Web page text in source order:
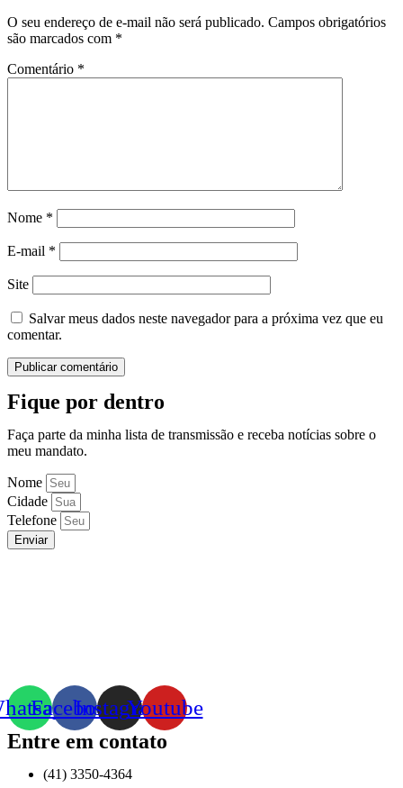
O seu endereço de e-mail não será publicado. Campos obrigatórios
são marcados com *
Comentário *
Nome *
E-mail *
Site
Salvar meus dados neste navegador para a próxima vez que eu
comentar.
Fique por dentro
Faça parte da minha lista de transmissão e receba notícias sobre o
meu mandato.
Nome
Cidade
Telefone
Enviar
FacebookInstagramYoutube
Entre em contato
(41) 3350-4364